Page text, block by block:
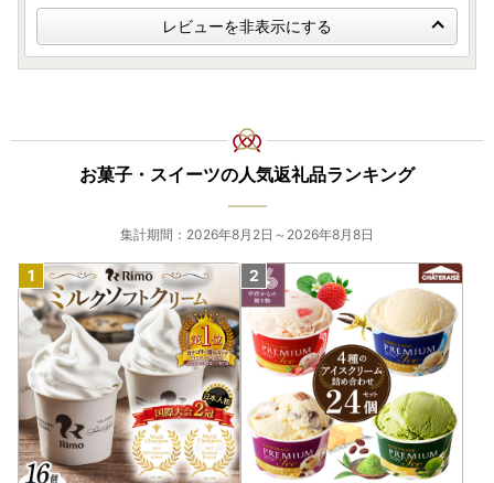
レビューを非表示にする
お菓子・スイーツの人気返礼品ランキング
集計期間：2026年8月2日～2026年8月8日